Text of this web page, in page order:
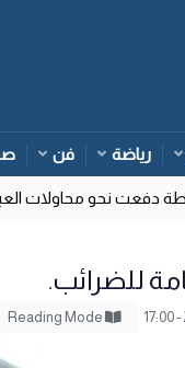
رياضة فن
دفعت نحو محاولات العبور
للضرائب.